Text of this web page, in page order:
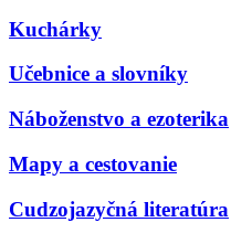
Kuchárky
Učebnice a slovníky
Náboženstvo a ezoterika
Mapy a cestovanie
Cudzojazyčná literatúra